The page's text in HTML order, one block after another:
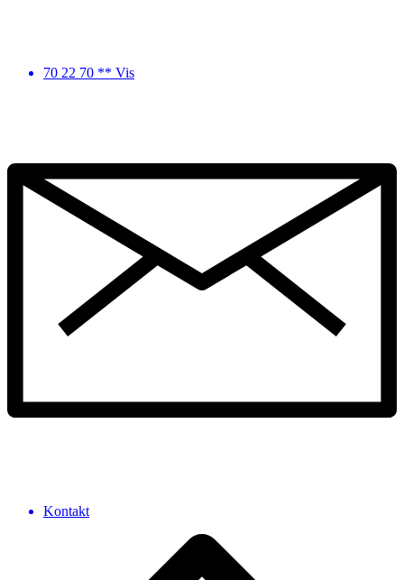
70 22 70 ** Vis
Kontakt